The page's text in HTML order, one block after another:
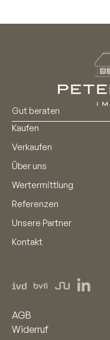
Gut beraten
Kaufen
Verkaufen
Über uns
Wertermittlung
Referenzen
Unsere Partner
Kontakt
AGB
Widerruf